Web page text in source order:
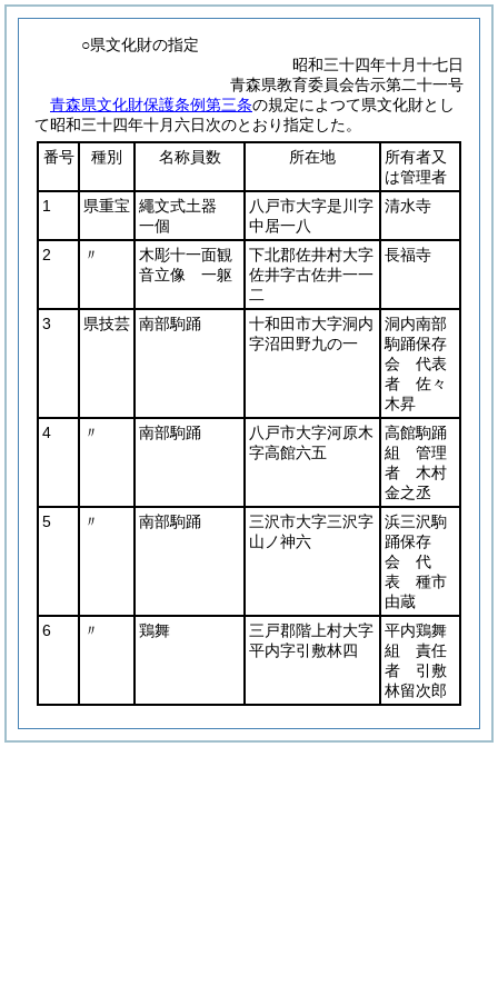
○県文化財の指定
昭和三十四年十月十七日
青森県教育委員会告示第二十一号
青森県文化財保護条例第三条の規定によつて県文化財とし
て昭和三十四年十月六日次のとおり指定した。
番号
種別 名称員数 所在地
所有者又
は管理者
1
県重宝 繩文式土器
一個
八戸市大字是川字
中居一八
清水寺
2 〃
木彫十一面観
音立像 一躯
下北郡佐井村大字
佐井字古佐井一一
二
長福寺
3 県技芸 南部駒踊
十和田市大字洞内
字沼田野九の一
洞内南部
駒踊保存
会 代表
者 佐々
木昇
4
〃 南部駒踊
八戸市大字河原木
字高館六五
高館駒踊
組 管理
者 木村
金之丞
5
〃 南部駒踊
三沢市大字三沢字
山ノ神六
浜三沢駒
踊保存
会 代
表 種市
由蔵
6
〃 鶏舞
三戸郡階上村大字
平内字引敷林四
平内鶏舞
組 責任
者 引敷
林留次郎